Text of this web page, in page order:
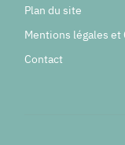
Plan du site
Mentions légales et
Contact